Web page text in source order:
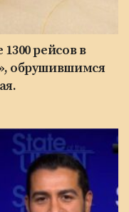
рейсов в
обрушившимся